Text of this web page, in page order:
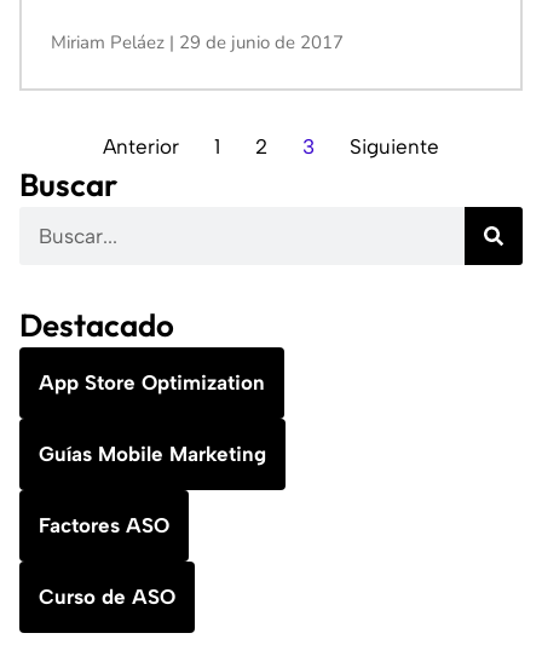
Miriam Peláez 29 de junio de 2017
Anterior 1 2 3 Siguiente
Buscar
Destacado
App Store Optimization
Guías Mobile Marketing
Factores ASO
Curso de ASO